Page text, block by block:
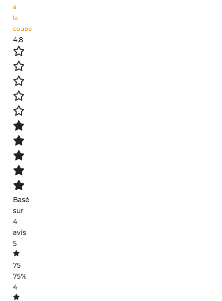
à
la
coupe
4,8
Basé
sur
4
avis
5
75
75%
4